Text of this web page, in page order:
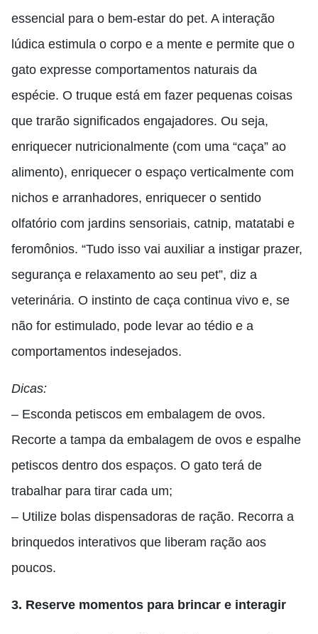
essencial para o bem-estar do pet. A interação
lúdica estimula o corpo e a mente e permite que o
gato expresse comportamentos naturais da
espécie. O truque está em fazer pequenas coisas
que trarão significados engajadores. Ou seja,
enriquecer nutricionalmente (com uma “caça” ao
alimento), enriquecer o espaço verticalmente com
nichos e arranhadores, enriquecer o sentido
olfatório com jardins sensoriais, catnip, matatabi e
feromônios. “Tudo isso vai auxiliar a instigar prazer,
segurança e relaxamento ao seu pet”, diz a
veterinária. O instinto de caça continua vivo e, se
não for estimulado, pode levar ao tédio e a
comportamentos indesejados.
Dicas:
– Esconda petiscos em embalagem de ovos.
Recorte a tampa da embalagem de ovos e espalhe
petiscos dentro dos espaços. O gato terá de
trabalhar para tirar cada um;
– Utilize bolas dispensadoras de ração. Recorra a
brinquedos interativos que liberam ração aos
poucos.
3. Reserve momentos para brincar e interagir